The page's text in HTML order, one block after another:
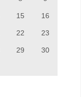
15 16
22 23
29 30